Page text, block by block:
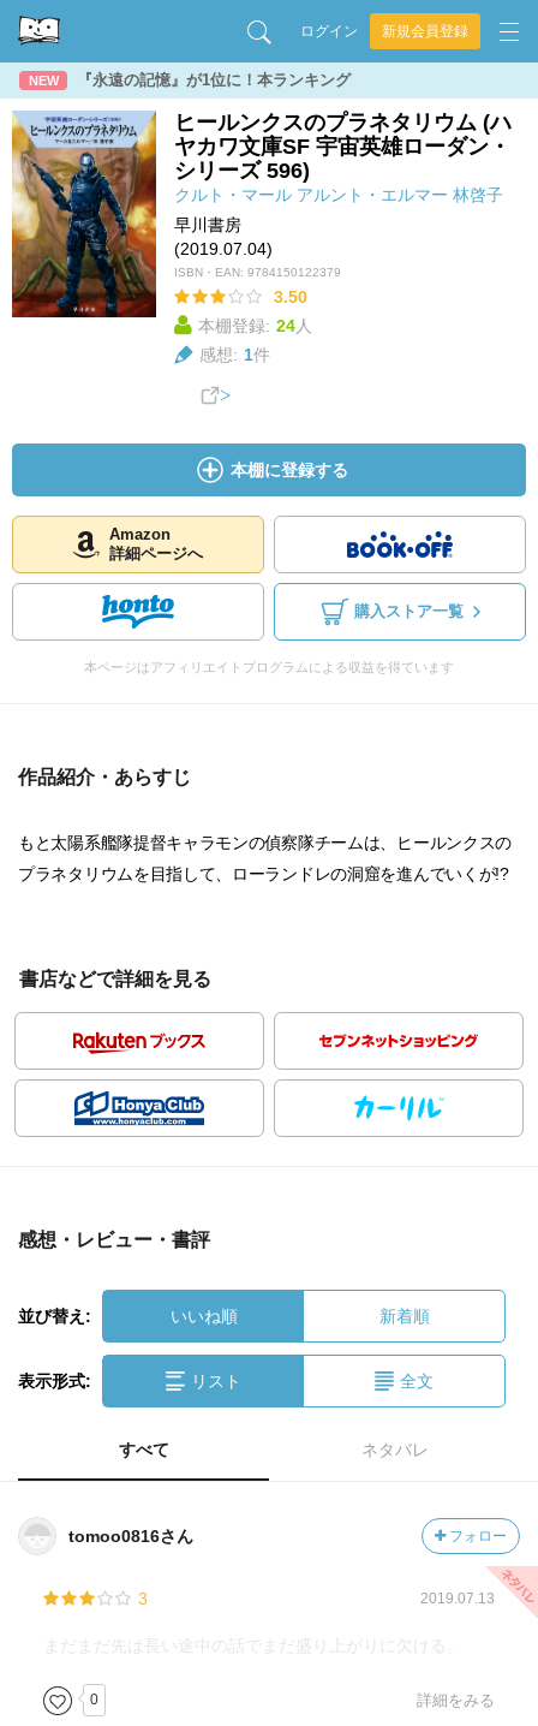
ログイン 新規会員登録
NEW 『永遠の記憶』が1位に！本ランキング
ヒールンクスのプラネタリウム (ハ
ヤカワ文庫SF 宇宙英雄ローダン・
シリーズ 596)
クルト・マール アルント・エルマー 林啓子
早川書房
(2019.07.04)
ISBN・EAN: 9784150122379
3.50
本棚登録: 24人
感想: 1件
本棚に登録する
Amazon
詳細ページへ
購入ストア一覧
本ページはアフィリエイトプログラムによる収益を得ています
作品紹介・あらすじ
もと太陽系艦隊提督キャラモンの偵察隊チームは、ヒールンクスの
プラネタリウムを目指して、ローランドレの洞窟を進んでいくが!?
書店などで詳細を見る
感想・レビュー・書評
並び替え: いいね順 新着順
表示形式: リスト 全文
すべて ネタバレ
tomoo0816さん フォロー
3 2019.07.13
まだまだ先は長い途中の話でまだ盛り上がりに欠ける。
0 詳細をみる